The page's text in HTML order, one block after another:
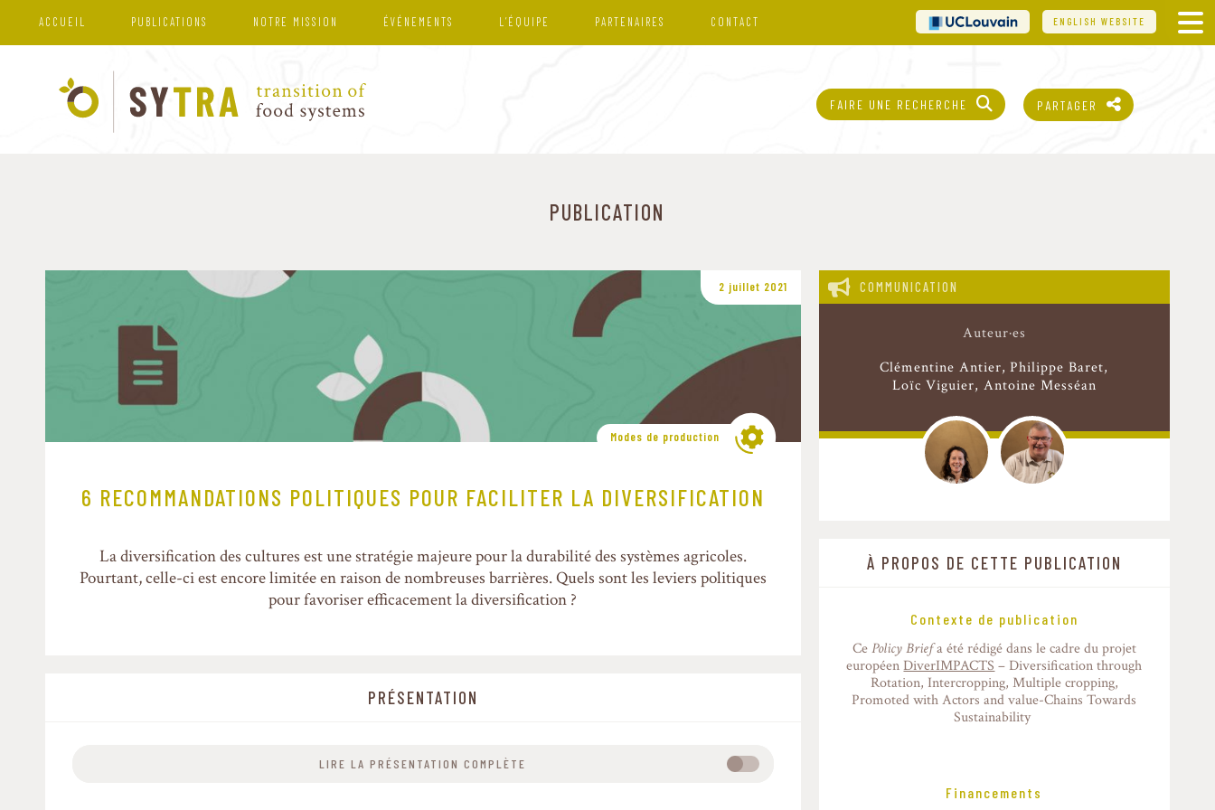
PARTAGER
FAIRE UNE RECHERCHE
ACCUEIL PUBLICATIONS NOTRE MISSION ÉVÉNEMENTS L’ÉQUIPE PARTENAIRES CONTACT UCL ENGLISH WEBSITE
PUBLICATION
2 juillet 2021
Modes de production
6 RECOMMANDATIONS POLITIQUES POUR FACILITER LA DIVERSIFICATION
La diversification des cultures est une stratégie majeure pour la durabilité des systèmes agricoles.
Pourtant, celle-ci est encore limitée en raison de nombreuses barrières. Quels sont les leviers politiques
pour favoriser efficacement la diversification ?
PRÉSENTATION
LIRE LA PRÉSENTATION COMPLÈTE
COMMUNICATION
Auteur·es
Clémentine Antier Philippe Baret
Loïc Viguier, Antoine Messéan
À PROPOS DE CETTE PUBLICATION
Contexte de publication
CePolicy Briefa été rédigé dans le cadre du projet
européenDiverIMPACTS – Diversification through
Rotation, Intercropping, Multiple cropping,
Promoted with Actors and value-Chains Towards
Sustainability
Financements